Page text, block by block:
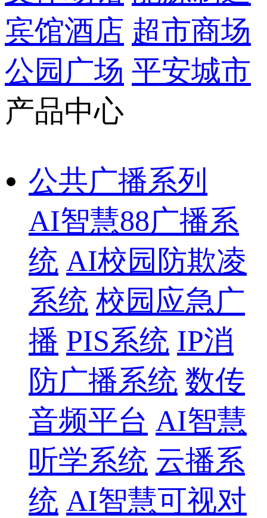
宾馆酒店 超市商场
公园广场 平安城市
产品中心
公共广播系列
AI智慧88广播系
统 AI校园防欺凌
系统 校园应急广
播 PIS系统 IP消
防广播系统 数传
音频平台 AI智慧
听学系统 云播系
统 AI智慧可视对